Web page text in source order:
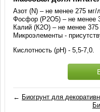
Азот (N) – не менее 275 мг/
Фосфор (Р2О5) – не менее
Калий (К2О) – не менее 375
Микроэлементы -
Кислотность (рН) - 5,5-7,0.
← Биогрунт для